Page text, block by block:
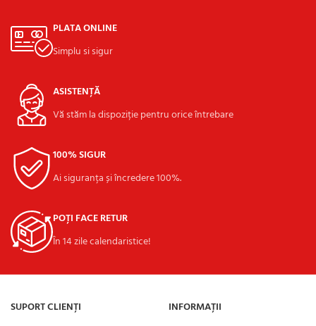
PLATA ONLINE
Simplu si sigur
ASISTENȚĂ
Vă stăm la dispoziție pentru orice întrebare
100% SIGUR
Ai siguranța și încredere 100%.
POȚI FACE RETUR
În 14 zile calendaristice!
SUPORT CLIENȚI
INFORMAȚII